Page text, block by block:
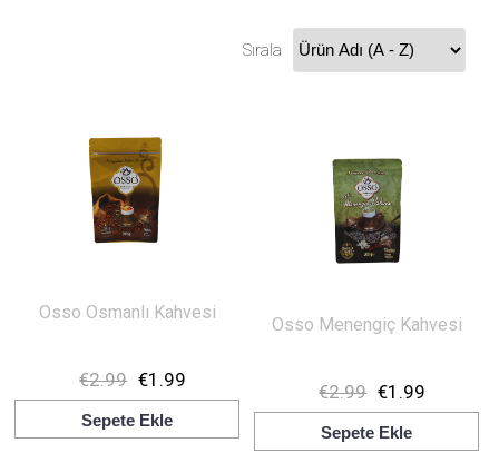
Sırala
Osso Osmanlı Kahvesi
€2.99 €1.99
Sepete Ekle
Osso Menengiç Kahvesi
€2.99 €1.99
Sepete Ekle